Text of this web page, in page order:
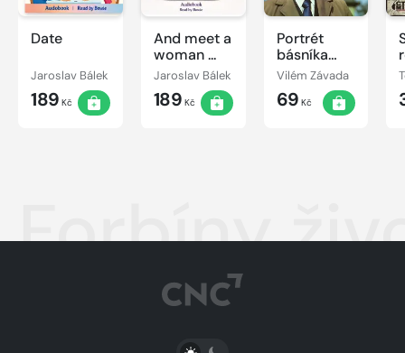
Date
Jaroslav Bálek
189 Kč
And meet a
woman ...
Jaroslav Bálek
189 Kč
Portrét
básníka
Viléma
Závady
Vilém Závada
69 Kč
Forbíny
PŘEPNOUT SVĚTLÝ/TMAVÝ REŽIM